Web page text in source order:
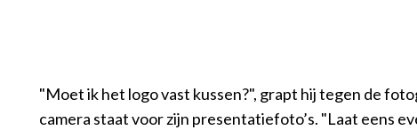
"Moet ik het logo vast kussen?", grapt hij tegen de
camera staat voor zijn presentatiefoto’s. "Laat eens